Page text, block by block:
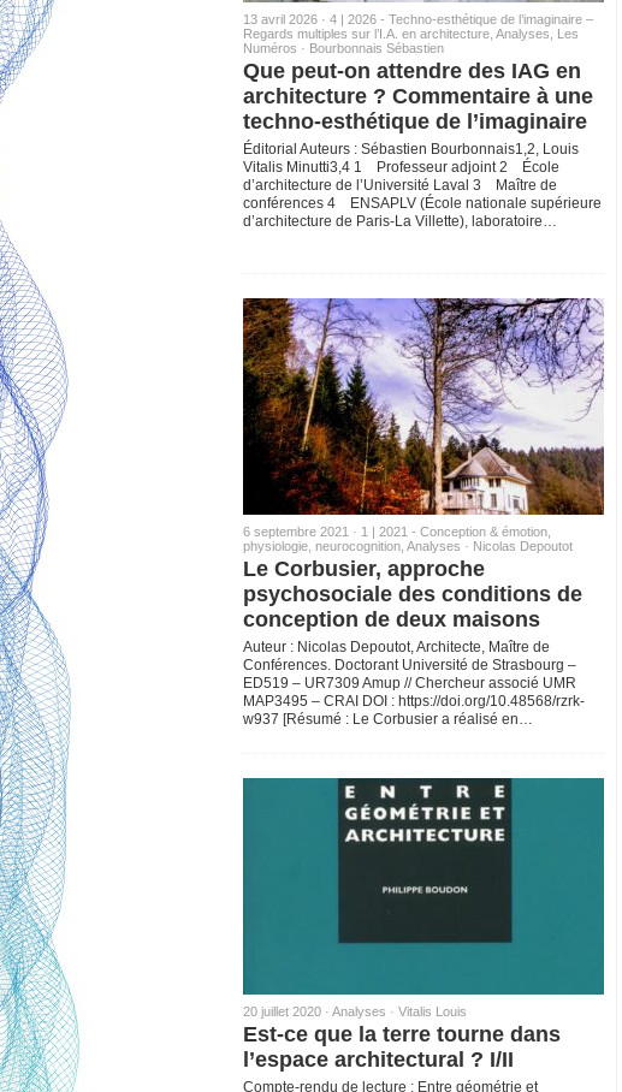
13 avril 2026 · 4 | 2026 - Techno-esthétique de l’imaginaire –
Regards multiples sur l’I.A. en architecture Analyses
Les
Numéros · Bourbonnais Sébastien
Que peut-on attendre des IAG en
architecture ? Commentaire à une
techno-esthétique de l’imaginaire
Éditorial Auteurs : Sébastien Bourbonnais1,2, Louis
Vitalis Minutti3,4 1 Professeur adjoint 2 École
d’architecture de l’Université Laval 3 Maître de
conférences 4 ENSAPLV (École nationale supérieure
d’architecture de Paris-La Villette), laboratoire…
6 septembre 2021 · 1 | 2021 - Conception & émotion,
physiologie, neurocognition Analyses · Nicolas Depoutot
Le Corbusier, approche
psychosociale des conditions de
conception de deux maisons
Auteur : Nicolas Depoutot, Architecte, Maître de
Conférences. Doctorant Université de Strasbourg –
ED519 – UR7309 Amup // Chercheur associé UMR
MAP3495 – CRAI DOI : https://doi.org/10.48568/rzrk-
w937 [Résumé : Le Corbusier a réalisé en…
20 juillet 2020 · Analyses · Vitalis Louis
Est-ce que la terre tourne dans
l’espace architectural ? I/II
Compte-rendu de lecture : Entre géométrie et